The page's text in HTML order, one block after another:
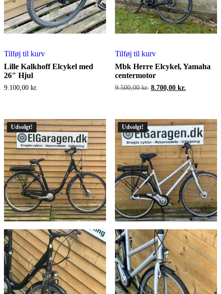
Tilføj til kurv
Lille Kalkhoff Elcykel med
26″ Hjul
9.100,00 kr.
Tilføj til kurv
Mbk Herre Elcykel, Yamaha
centermotor
9.500,00kr. Den
9.500,00 kr..
8.700,00 kr.Den
8.700,00 kr..
Udsolgt! Udsolgt!